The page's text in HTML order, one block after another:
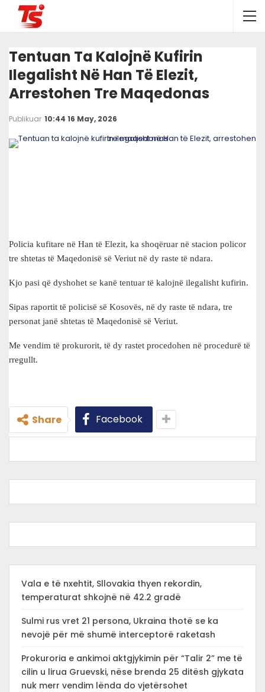
Tentuan Ta Kalojnë Kufirin
Ilegalisht Në Han Të Elezit,
Arrestohen Tre Maqedonas
Publikuar 10:44 16 May, 2026
Policia kufitare në Han të Elezit, ka shoqëruar në stacion policor
tre shtetas të Maqedonisë së Veriut në dy raste të ndara.
Kjo pasi që dyshohet se kanë tentuar të kalojnë ilegalisht kufirin.
Sipas raportit të policisë së Kosovës, në dy raste të ndara, tre
personat janë shtetas të Maqedonisë së Veriut.
Me vendim të prokurorit, të dy rastet procedohen në procedurë të
rregullt.
Share Facebook
Vala e të nxehtit, Sllovakia thyen rekordin,
temperaturat shkojnë në 42.2 gradë
Sulmi rus vret 21 persona, Ukraina thotë se ka
nevojë për më shumë interceptorë raketash
Prokuroria e ankimoi aktgjykimin për “Talir 2” me të
cilin u lirua Gruevski, nëse brenda 25 ditësh gjykata
nuk merr vendim lënda do vjetërsohet